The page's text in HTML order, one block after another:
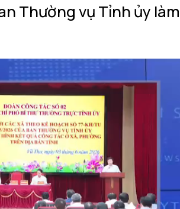
Thường vụ Tỉnh ủy